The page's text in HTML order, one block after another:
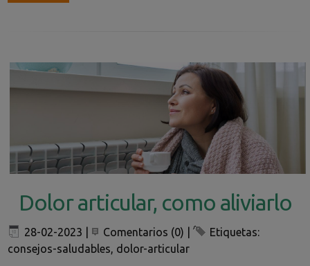
Dolor articular, como aliviarlo
28-02-2023 Comentarios (0)
Etiquetas:
consejos-saludables dolor-articular